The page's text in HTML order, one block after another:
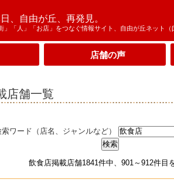
、自由が丘、再発見。
街」「人」「お店」をつなぐ情報サイト、自由が丘ネット（
店舗の声
店舗一覧
索ワード（店名、ジャンルなど）
飲食店掲載店舗1841件中、901～912件目